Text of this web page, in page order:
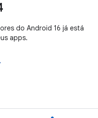
do Android 16 já está
apps.